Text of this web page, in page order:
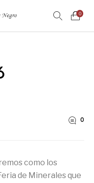
0
0
como los
de Minerales que